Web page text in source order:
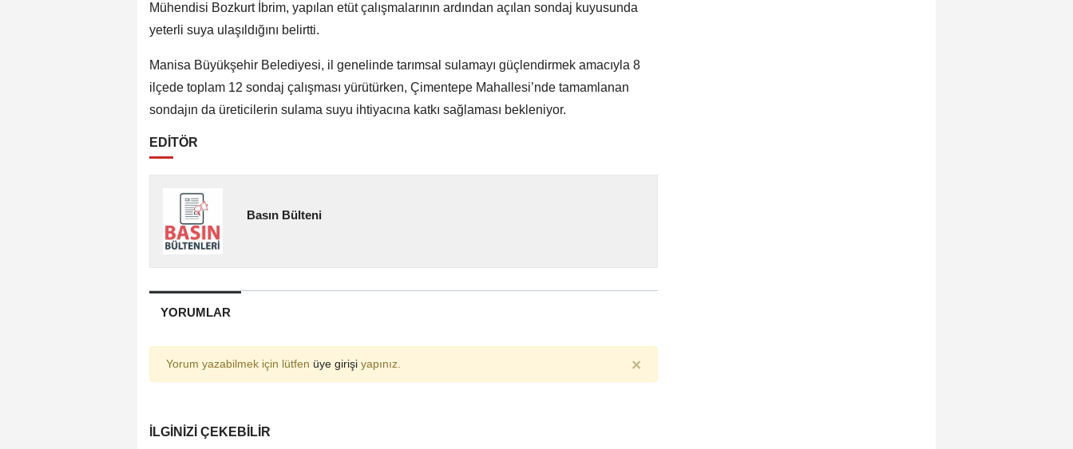
Mühendisi Bozkurt İbrim, yapılan etüt çalışmalarının ardından açılan sondaj kuyusunda
yeterli suya ulaşıldığını belirtti.
Manisa Büyükşehir Belediyesi, il genelinde tarımsal sulamayı güçlendirmek amacıyla 8
ilçede toplam 12 sondaj çalışması yürütürken, Çimentepe Mahallesi’nde tamamlanan
sondajın da üreticilerin sulama suyu ihtiyacına katkı sağlaması bekleniyor.
EDİTÖR
Basın Bülteni
YORUMLAR
Yorum yazabilmek için lütfen üye girişi yapınız. ×
İLGINIZI ÇEKEBILIR